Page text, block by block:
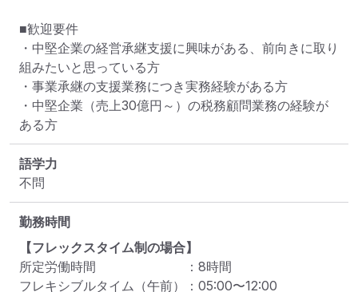
■歓迎要件
・中堅企業の経営承継支援に興味がある、前向きに取り
組みたいと思っている方
・事業承継の支援業務につき実務経験がある方
・中堅企業（売上30億円～）の税務顧問業務の経験が
ある方
語学力
不問
勤務時間
【フレックスタイム制の場合】
所定労働時間
： 8時間
フレキシブルタイム（午前）
： 05:00〜12:00